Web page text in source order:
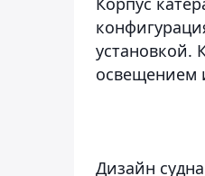
установкой.
освещением
Дизайн